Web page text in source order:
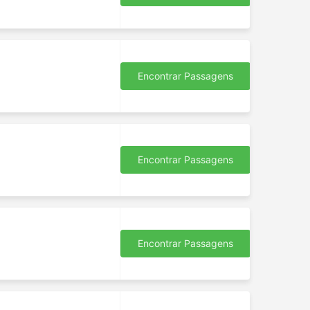
Encontrar Passagens
Encontrar Passagens
Encontrar Passagens